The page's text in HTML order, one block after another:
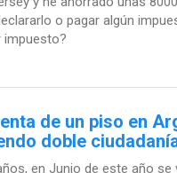
o pagar algún
impuesto?
de un piso en
doble
en Junio de este año se